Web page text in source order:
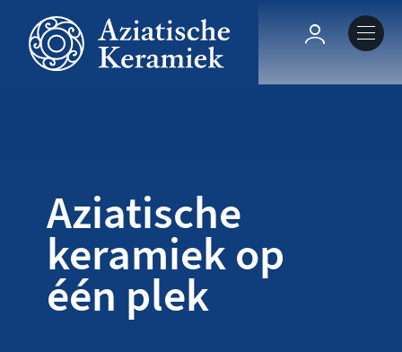
Overslaan
naar
Keramiek in context
Agenda
Aziatische
keramiek op
één plek